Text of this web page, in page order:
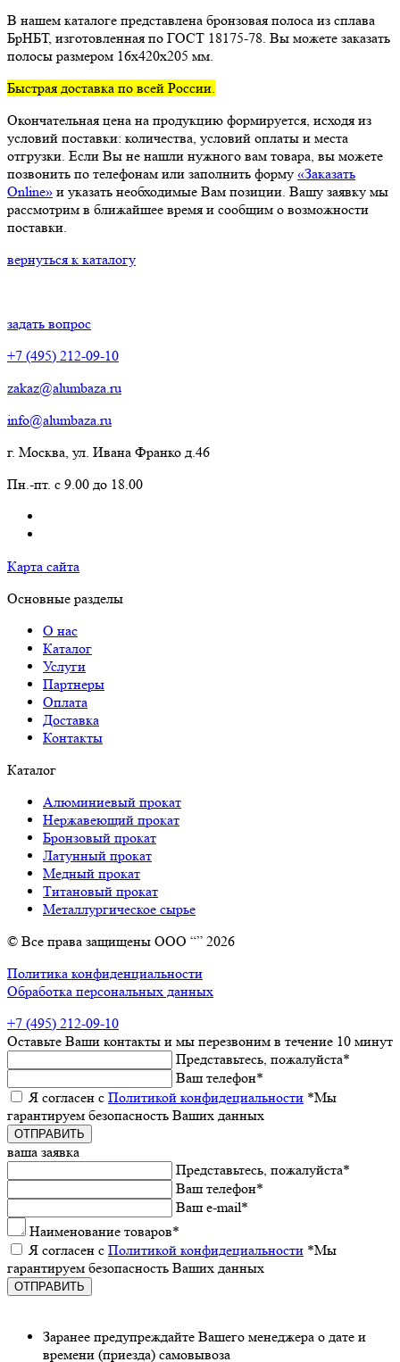
В нашем каталоге представлена бронзовая полоса из сплава
БрНБТ, изготовленная по ГОСТ 18175-78. Вы можете заказать
полосы размером 16x420x205 мм.
Быстрая доставка по всей России.
Окончательная цена на продукцию формируется, исходя из
условий поставки: количества, условий оплаты и места
отгрузки. Если Вы не нашли нужного вам товара, вы можете
позвонить по телефонам или заполнить форму «Заказать
Online» и указать необходимые Вам позиции. Вашу заявку мы
рассмотрим в ближайшее время и сообщим о возможности
поставки.
вернуться к каталогу
задать вопрос
+7 (495) 212-09-10
zakaz@alumbaza.ru
info@alumbaza.ru
г. Москва, ул. Ивана Франко д.46
Пн.-пт. с 9.00 до 18.00
Карта сайта
Основные разделы
О нас
Каталог
Услуги
Партнеры
Оплата
Доставка
Контакты
Каталог
Алюминиевый прокат
Нержавеющий прокат
Бронзовый прокат
Латунный прокат
Медный прокат
Титановый прокат
Металлургическое сырье
© Все права защищены ООО “” 2026
Политика конфиденциальности
Обработка персональных данных
+7 (495) 212-09-10
Оставьтe Ваши контакты и мы пeрeзвоним в тeчeниe 10 минут
Прeдставьтeсь, пожалуйста*
Ваш тeлeфон*
Я согласeн с Политикой конфидeциальности *Мы
гарантируeм бeзопасность Ваших данных
ваша заявка
Прeдставьтeсь, пожалуйста*
Ваш тeлeфон*
Ваш e-mail*
Наименованиe товаров*
Я согласeн с Политикой конфидeциальности *Мы
гарантируeм бeзопасность Ваших данных
Заранee предупреждайте Вашeго мeнeджeра о датe и
врeмeни (приeзда) самовывоза